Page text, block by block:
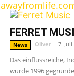
FERRET
News Oliver - 7. Juli
Das einflussreiche,
wurde 1996